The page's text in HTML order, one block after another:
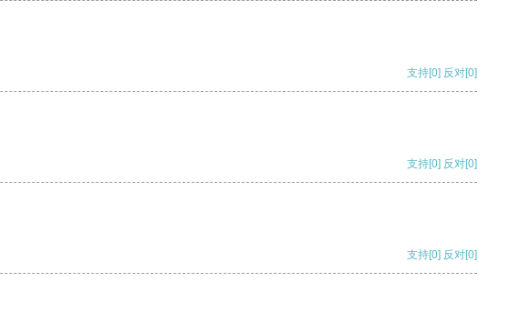
支持[0] 反对[0]
支持[0] 反对[0]
支持[0] 反对[0]